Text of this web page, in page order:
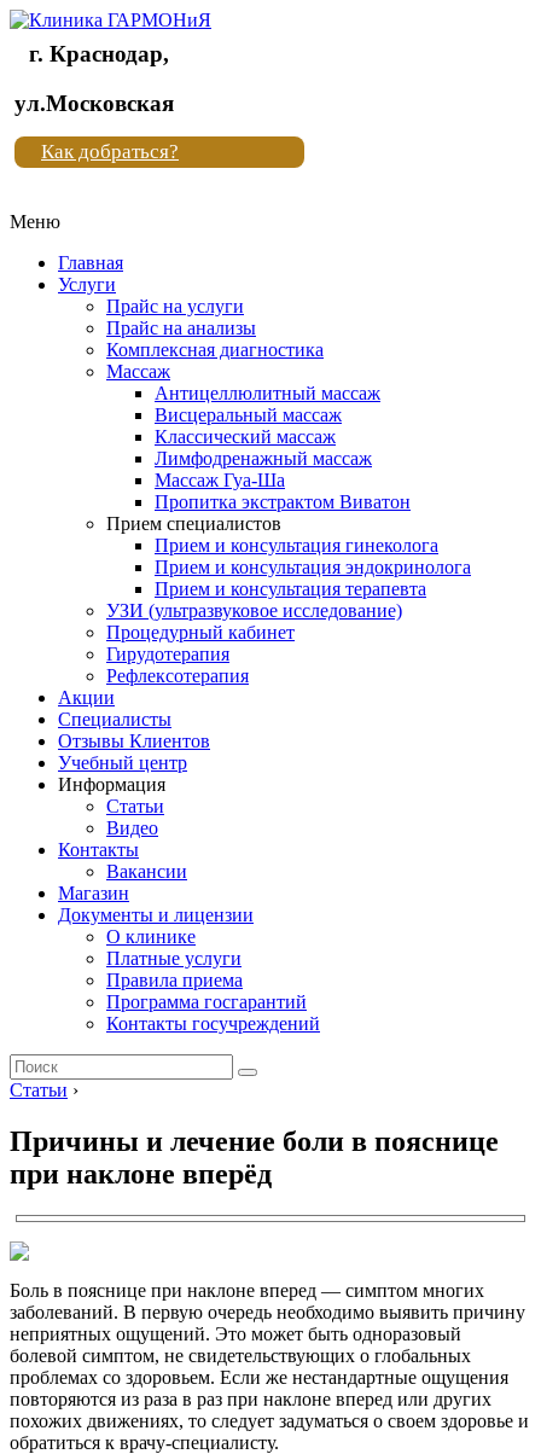
Клиника
"Новая
жизнь"
Клиника
жизнь"
г. Краснодар,
ул.Московская
Как добраться?
Меню
Главная
Услуги
Прайс на услуги
Прайс на анализы
Комплексная диагностика
Массаж
Антицеллюлитный массаж
Висцеральный массаж
Классический массаж
Лимфодренажный массаж
Массаж Гуа-Ша
Пропитка экстрактом Виватон
Прием специалистов
Прием и консультация гинеколога
Прием и консультация эндокринолога
Прием и консультация терапевта
УЗИ (ультразвуковое исследование)
Процедурный кабинет
Гирудотерапия
Рефлексотерапия
Акции
Специалисты
Отзывы Клиентов
Учебный центр
Информация
Статьи
Видео
Контакты
Вакансии
Магазин
Документы и лицензии
О клинике
Платные услуги
Правила приема
Программа госгарантий
Контакты госучреждений
Статьи ›
Причины и лечение боли в пояснице
при наклоне вперёд
Боль в пояснице при наклоне вперед — симптом многих
заболеваний. В первую очередь необходимо выявить причину
неприятных ощущений. Это может быть одноразовый
болевой симптом, не свидетельствующих о глобальных
проблемах со здоровьем. Если же нестандартные ощущения
повторяются из раза в раз при наклоне вперед или других
похожих движениях, то следует задуматься о своем здоровье и
обратиться к врачу-специалисту.